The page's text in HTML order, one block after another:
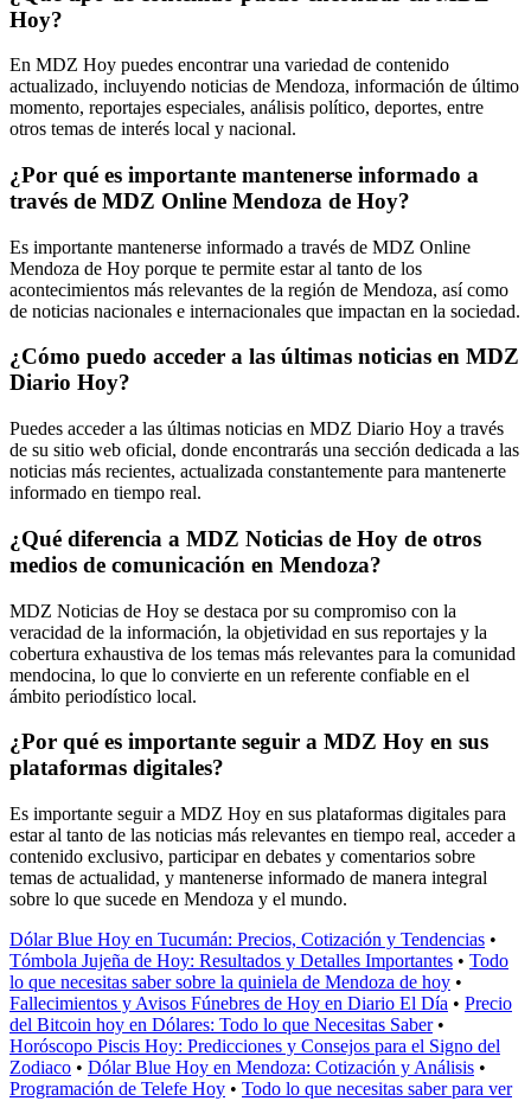
Hoy?
En MDZ Hoy puedes encontrar una variedad de contenido
actualizado, incluyendo noticias de Mendoza, información de último
momento, reportajes especiales, análisis político, deportes, entre
otros temas de interés local y nacional.
¿Por qué es importante mantenerse informado a
través de MDZ Online Mendoza de Hoy?
Es importante mantenerse informado a través de MDZ Online
Mendoza de Hoy porque te permite estar al tanto de los
acontecimientos más relevantes de la región de Mendoza, así como
de noticias nacionales e internacionales que impactan en la sociedad.
¿Cómo puedo acceder a las últimas noticias en MDZ
Diario Hoy?
Puedes acceder a las últimas noticias en MDZ Diario Hoy a través
de su sitio web oficial, donde encontrarás una sección dedicada a las
noticias más recientes, actualizada constantemente para mantenerte
informado en tiempo real.
¿Qué diferencia a MDZ Noticias de Hoy de otros
medios de comunicación en Mendoza?
MDZ Noticias de Hoy se destaca por su compromiso con la
veracidad de la información, la objetividad en sus reportajes y la
cobertura exhaustiva de los temas más relevantes para la comunidad
mendocina, lo que lo convierte en un referente confiable en el
ámbito periodístico local.
¿Por qué es importante seguir a MDZ Hoy en sus
plataformas digitales?
Es importante seguir a MDZ Hoy en sus plataformas digitales para
estar al tanto de las noticias más relevantes en tiempo real, acceder a
contenido exclusivo, participar en debates y comentarios sobre
temas de actualidad, y mantenerse informado de manera integral
sobre lo que sucede en Mendoza y el mundo.
Dólar Blue Hoy en Tucumán: Precios, Cotización y Tendencias •
Tómbola Jujeña de Hoy: Resultados y Detalles Importantes • Todo
lo que necesitas saber sobre la quiniela de Mendoza de hoy •
Fallecimientos y Avisos Fúnebres de Hoy en Diario El Día • Precio
del Bitcoin hoy en Dólares: Todo lo que Necesitas Saber•
Horóscopo Piscis Hoy: Predicciones y Consejos para el Signo del
Zodiaco • Dólar Blue Hoy en Mendoza: Cotización y Análisis •
Programación de Telefe Hoy • Todo lo que necesitas saber para ver